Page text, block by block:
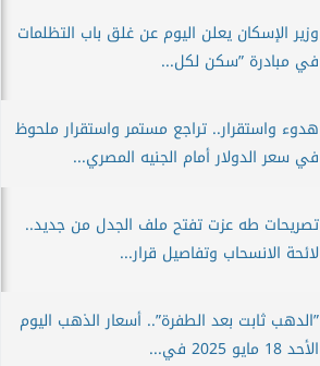
وزير الإسكان يعلن اليوم عن غلق باب التظلمات
في مبادرة ”سكن لكل...
هدوء واستقرار.. تراجع مستمر واستقرار ملحوظ
في سعر الدولار أمام الجنيه المصري...
تصريحات طه عزت تفتح ملف الجدل من جديد..
لائحة الانسحاب وتفاصيل قرار...
”الدهب ثابت بعد الطفرة”.. أسعار الذهب اليوم
الأحد 18 مايو 2025 في...